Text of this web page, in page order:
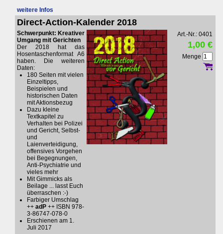
weitere Infos
Direct-Action-Kalender 2018
Schwerpunkt: Kreativer
Umgang mit Gerichten
Der 2018 hat das
Hosentaschenformat A6
haben. Die weiteren
Daten:
180 Seiten mit vielen
Einzeltipps,
Beispielen und
historischen Daten
mit Aktionsbezug
Dazu kleine
Textkapitel zu
Verhalten bei Polizei
und Gericht, Selbst-
und
Laienverteidigung,
offensives Vorgehen
bei Begegnungen,
Anti-Psychiatrie und
vieles mehr
Mit Gimmicks als
Beilage ... lasst Euch
überraschen :-)
Farbiger Umschlag
++ adP ++ ISBN 978-
3-86747-078-0
Erschienen am 1.
Juli 2017
Art.-Nr.: 0401
1,00 €
Menge